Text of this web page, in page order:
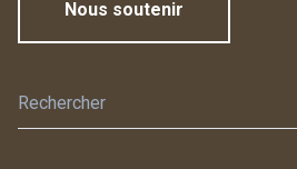
Nous soutenir